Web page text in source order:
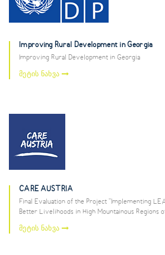
Improving Rural Development in Georgia
Improving Rural Development in Georgia
მეტის ნახვა
CARE AUSTRIA
Final Evaluation of the Project "Implementing
Better Livelihoods in High Mountainous Regions
მეტის ნახვა